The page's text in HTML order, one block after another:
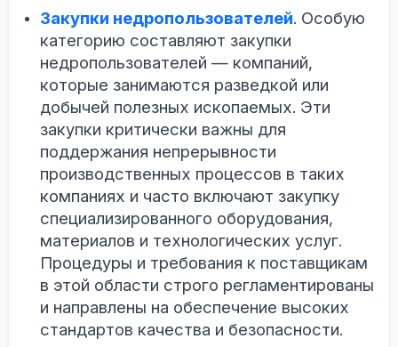
Закупки недропользователей. Особую
категорию составляют закупки
недропользователей — компаний,
которые занимаются разведкой или
добычей полезных ископаемых. Эти
закупки критически важны для
поддержания непрерывности
производственных процессов в таких
компаниях и часто включают закупку
специализированного оборудования,
материалов и технологических услуг.
Процедуры и требования к поставщикам
в этой области строго регламентированы
и направлены на обеспечение высоких
стандартов качества и безопасности.